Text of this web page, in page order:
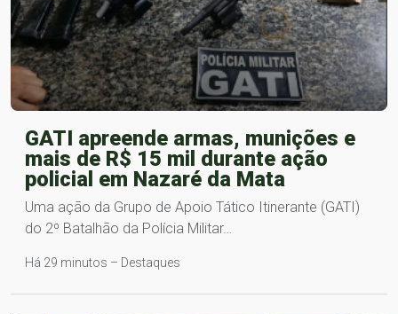
GATI apreende armas, munições e
mais de R$ 15 mil durante ação
policial em Nazaré da Mata
Uma ação da Grupo de Apoio Tático Itinerante (GATI)
do 2º Batalhão da Polícia Militar…
Há 29 minutos – Destaques